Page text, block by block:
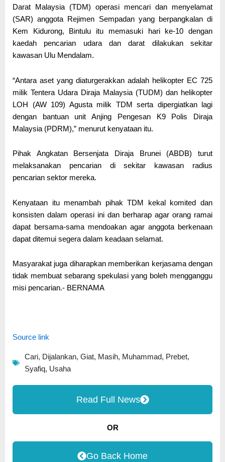
Darat Malaysia (TDM) operasi mencari dan menyelamat
(SAR) anggota Rejimen Sempadan yang berpangkalan di
Kem Kidurong, Bintulu itu memasuki hari ke-10 dengan
kaedah pencarian udara dan darat dilakukan sekitar
kawasan Ulu Mendalam.
“Antara aset yang diaturgerakkan adalah helikopter EC 725
milik Tentera Udara Diraja Malaysia (TUDM) dan helikopter
LOH (AW 109) Agusta milik TDM serta dipergiatkan lagi
dengan bantuan unit Anjing Pengesan K9 Polis Diraja
Malaysia (PDRM),” menurut kenyataan itu.
Pihak Angkatan Bersenjata Diraja Brunei (ABDB) turut
melaksanakan pencarian di sekitar kawasan radius
pencarian sektor mereka.
Kenyataan itu menambah pihak TDM kekal komited dan
konsisten dalam operasi ini dan berharap agar orang ramai
dapat bersama-sama mendoakan agar anggota berkenaan
dapat ditemui segera dalam keadaan selamat.
Masyarakat juga diharapkan memberikan kerjasama dengan
tidak membuat sebarang spekulasi yang boleh mengganggu
misi pencarian.- BERNAMA
Source link
Cari, Dijalankan, Giat, Masih, Muhammad, Prebet,
Syafiq, Usaha
Read Full News
OR
Go Back Home